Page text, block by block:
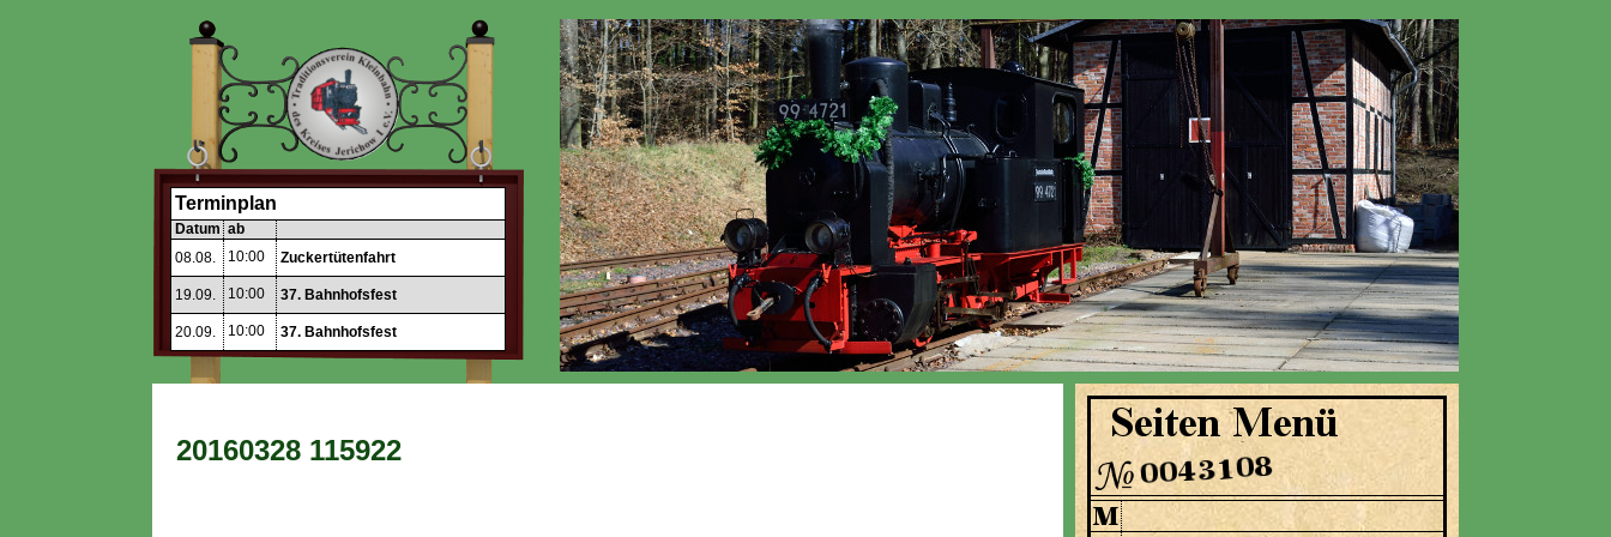
Terminplan
Datum ab
08.08.
10:00 Zuckertütenfahrt
19.09. 10:00 37. Bahnhofsfest
20.09. 10:00 37. Bahnhofsfest
20160328 115922